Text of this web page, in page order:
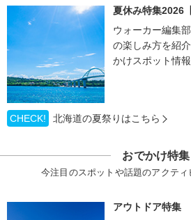
夏休み特集2026
ウォーカー編集
の楽しみ方を紹
かけスポット情
CHECK! 北海道の夏祭りはこちら
おでかけ特集
今注目のスポットや話題のアクテ
アウトドア特集